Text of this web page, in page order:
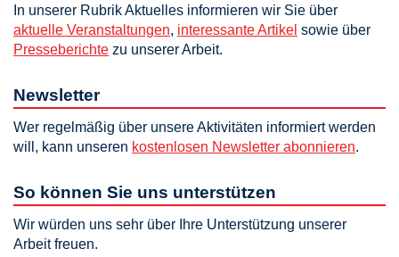
In unserer Rubrik Aktuelles informieren wir Sie über
aktuelle Veranstaltungen, interessante Artikel sowie über
Presseberichte zu unserer Arbeit.
Newsletter
Wer regelmäßig über unsere Aktivitäten informiert werden
will, kann unseren kostenlosen Newsletter abonnieren.
So können Sie uns unterstützen
Wir würden uns sehr über Ihre Unterstützung unserer
Arbeit freuen.